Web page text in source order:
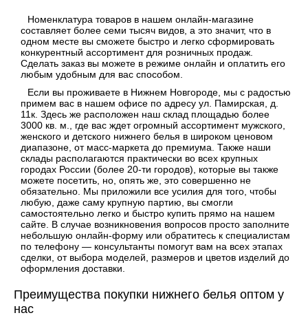
Номенклатура товаров в нашем онлайн-магазине
составляет более семи тысяч видов, а это значит, что в
одном месте вы сможете быстро и легко сформировать
конкурентный ассортимент для розничных продаж.
Сделать заказ вы можете в режиме онлайн и оплатить его
любым удобным для вас способом.
Если вы проживаете в Нижнем Новгороде, мы с радостью
примем вас в нашем офисе по адресу ул. Памирская, д.
11к. Здесь же расположен наш склад площадью более
3000 кв. м., где вас ждет огромный ассортимент мужского,
женского и детского нижнего белья в широком ценовом
диапазоне, от масс-маркета до премиума. Также наши
склады располагаются практически во всех крупных
городах России (более 20-ти городов), которые вы также
можете посетить, но, опять же, это совершенно не
обязательно. Мы приложили все усилия для того, чтобы
любую, даже саму крупную партию, вы смогли
самостоятельно легко и быстро купить прямо на нашем
сайте. В случае возникновения вопросов просто заполните
небольшую онлайн-форму или обратитесь к специалистам
по телефону — консультанты помогут вам на всех этапах
сделки, от выбора моделей, размеров и цветов изделий до
оформления доставки.
Преимущества покупки нижнего белья оптом у
нас